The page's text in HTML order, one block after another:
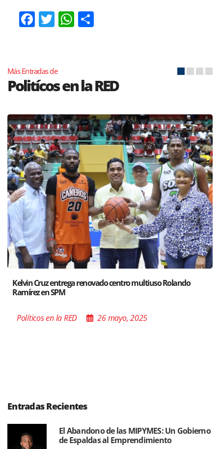
Facebook
TwitterWhatsApp
Más Entradas de
Politícos en la RED
entrega renovado centro multiuso Rolando
la RED 26 mayo, 2025
Santiago
Entradas Recientes
El Abandono de las MIPYMES: Un Gobierno
de Espaldas al Emprendimiento